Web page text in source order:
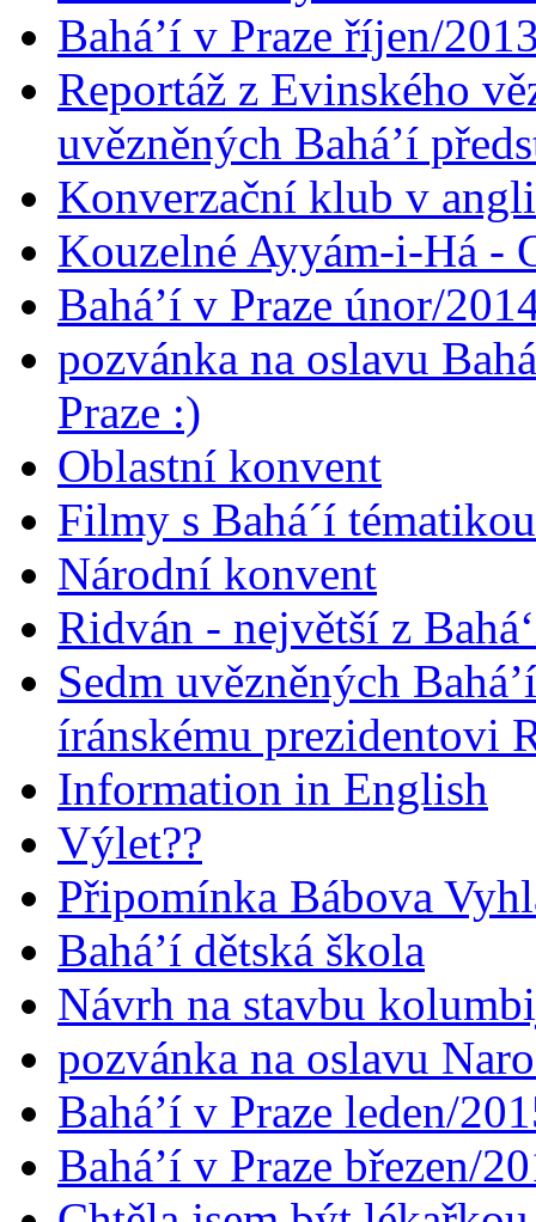
Bahá’í v Praze říjen/
Reportáž z Evinského
uvězněných Bahá’í
Konverzační klub v
Kouzelné Ayyám-i-Há -
Bahá’í v Praze únor/
pozvánka na oslavu
Praze :)
Oblastní konvent
Filmy s Bahá´í
Národní konvent
Ridván - největší z
Sedm uvězněných
íránskému prezidentovi
Information in English
Výlet??
Připomínka Bábova
Bahá’í dětská škola
Návrh na stavbu
pozvánka na oslavu
Bahá’í v Praze leden/
Bahá’í v Praze březen/